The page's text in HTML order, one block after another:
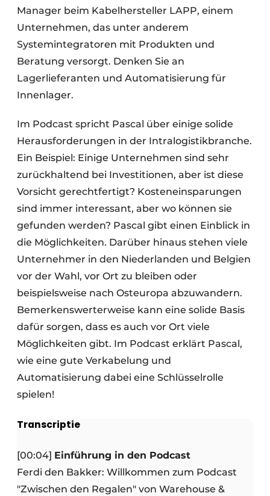
Manager beim Kabelhersteller LAPP, einem
Unternehmen, das unter anderem
Systemintegratoren mit Produkten und
Beratung versorgt. Denken Sie an
Lagerlieferanten und Automatisierung für
Innenlager.
Im Podcast spricht Pascal über einige solide
Herausforderungen in der Intralogistikbranche.
Ein Beispiel: Einige Unternehmen sind sehr
zurückhaltend bei Investitionen, aber ist diese
Vorsicht gerechtfertigt? Kosteneinsparungen
sind immer interessant, aber wo können sie
gefunden werden? Pascal gibt einen Einblick in
die Möglichkeiten. Darüber hinaus stehen viele
Unternehmer in den Niederlanden und Belgien
vor der Wahl, vor Ort zu bleiben oder
beispielsweise nach Osteuropa abzuwandern.
Bemerkenswerterweise kann eine solide Basis
dafür sorgen, dass es auch vor Ort viele
Möglichkeiten gibt. Im Podcast erklärt Pascal,
wie eine gute Verkabelung und
Automatisierung dabei eine Schlüsselrolle
spielen!
Transcriptie
[00:04] Einführung in den Podcast
Ferdi den Bakker: Willkommen zum Podcast
"Zwischen den Regalen" von Warehouse &